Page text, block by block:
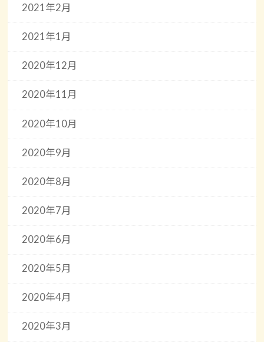
2021年2月
2021年1月
2020年12月
2020年11月
2020年10月
2020年9月
2020年8月
2020年7月
2020年6月
2020年5月
2020年4月
2020年3月